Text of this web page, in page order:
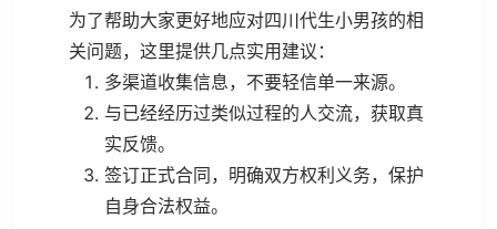
为了帮助大家更好地应对四川代生小男孩的相
关问题，这里提供几点实用建议：
多渠道收集信息，不要轻信单一来源。
与已经经历过类似过程的人交流，获取真
实反馈。
签订正式合同，明确双方权利义务，保护
自身合法权益。